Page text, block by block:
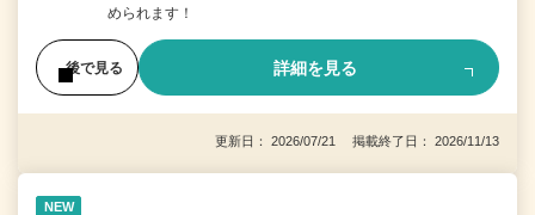
められます！
後で見る 詳細を見る
更新日： 2026/07/21 掲載終了日： 2026/11/13
NEW